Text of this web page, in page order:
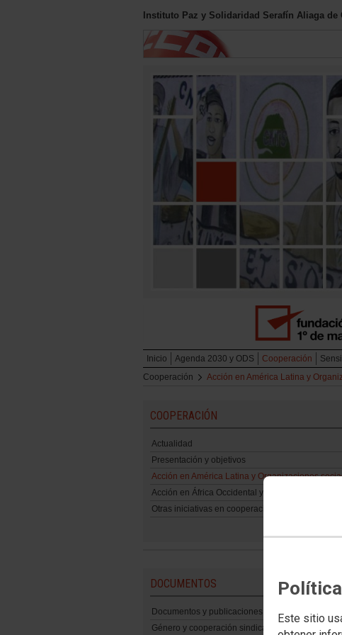
Este sitio
Instituto Paz y Solidaridad Serafín Aliaga de
Inicio Agenda 2030 y ODS Cooperación
Cooperación
Acción en América Latina y
COOPERACIÓN
Actualidad
Presentación y objetivos
Acción en América Latina y Organizaciones
Acción en África Occidental y Mediterráneo
Otras iniciativas en cooperación
DOCUMENTOS
Documentos y publicaciones
Género y cooperación sindical